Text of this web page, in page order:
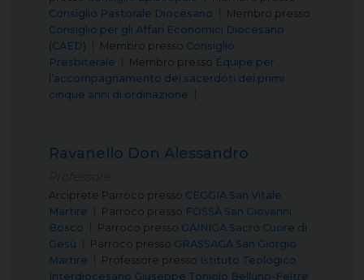
Consiglio Pastorale Diocesano
Membro presso
Consiglio per gli Affari Economici Diocesano
(CAED)
Membro presso Consiglio
Presbiterale
Membro presso Équipe per
l’accompagnamento dei sacerdoti dei primi
cinque anni di ordinazione
Ravanello Don Alessandro
Arciprete Parroco presso CEGGIA San Vitale
Martire
Parroco presso FOSSÀ San Giovanni
Bosco
Parroco presso GAINIGA Sacro Cuore di
Gesù
Parroco presso GRASSAGA San Giorgio
Martire
Professore presso Istituto Teologico
Interdiocesano Giuseppe Toniolo Belluno-Feltre